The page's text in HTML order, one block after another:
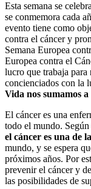
Esta semana se
se conmemora cada
evento tiene como
contra el cáncer y
Semana Europea
Europea contra el
lucro que trabaja
concienciados con la
Vida nos sumamos
El cáncer es una
todo el mundo.
el cáncer es una de
mundo, y se espera
próximos años. Por
prevenir el cáncer y
las posibilidades de